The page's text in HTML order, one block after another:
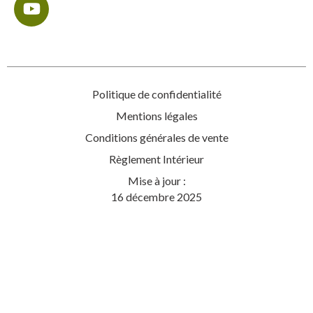
Politique de confidentialité
Mentions légales
Conditions générales de vente
Règlement Intérieur
Mise à jour :
16 décembre 2025